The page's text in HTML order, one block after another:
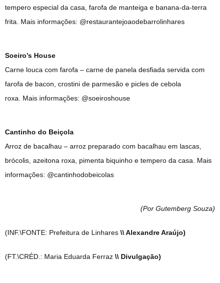
tempero especial da casa, farofa de manteiga e banana-da-terra
frita. Mais informações: @restaurantejoaodebarrolinhares
Soeiro’s House
Carne louca com farofa – carne de panela desfiada servida com
farofa de bacon, crostini de parmesão e picles de cebola
roxa. Mais informações: @soeiroshouse
Cantinho do Beiçola
Arroz de bacalhau – arroz preparado com bacalhau em lascas,
brócolis, azeitona roxa, pimenta biquinho e tempero da casa. Mais
informações: @cantinhodobeicolas
(Por Gutemberg Souza)
(INF.\FONTE: Prefeitura de Linhares \\ Alexandre Araújo)
(FT.\CRÉD.: Maria Eduarda Ferraz \\ Divulgação)